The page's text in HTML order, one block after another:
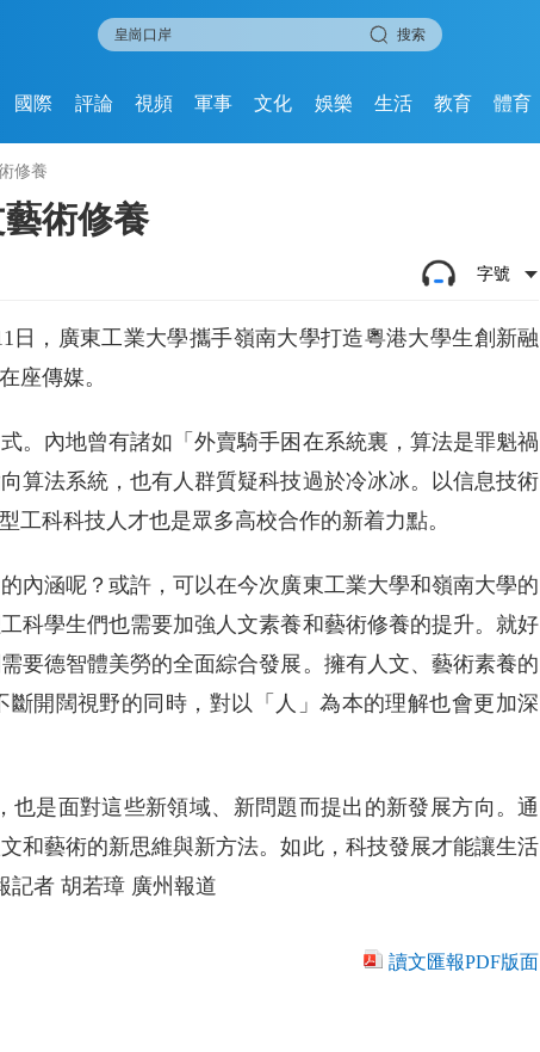
搜索
國際 評論 視頻 軍事 文化 娛樂 生活 教育 體育
修養
藝術修養
字號
日，廣東工業大學攜手嶺南大學打造粵港大學生創新融
座傳媒。
。內地曾有諸如「外賣騎手困在系統裏，算法是罪魁禍
算法系統，也有人群質疑科技過於冷冰冰。以信息技術
科科技人才也是眾多高校合作的新着力點。
內涵呢？或許，可以在今次廣東工業大學和嶺南大學的
科學生們也需要加強人文素養和藝術修養的提升。就好
要德智體美勞的全面綜合發展。擁有人文、藝術素養的
開闊視野的同時，對以「人」為本的理解也會更加深
是面對這些新領域、新問題而提出的新發展方向。通
和藝術的新思維與新方法。如此，科技發展才能讓生活
記者 胡若璋 廣州報道
讀文匯報PDF版面